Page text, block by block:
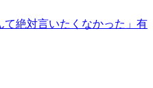
て絶対言いたくなかった」有